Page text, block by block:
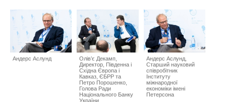
Андерс Аслунд
Олів’є Декамп,
Директор, Південна і
Східна Європа і
Кавказ, ЄБРР та
Петро Порошенко,
Голова Ради
Національного Банку
України
Андерс Аслунд,
Старший науковий
співробітник
Інституту
міжнародної
економіки імені
Петерсона